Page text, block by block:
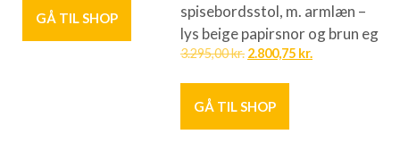
GÅ TIL SHOP
spisebordsstol, m. armlæn –
lys beige papirsnor og brun eg
3.295,00kr. 2.800,75 kr.
GÅ TIL SHOP